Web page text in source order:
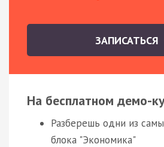
ЗАПИСАТЬСЯ
На бесплатном демо-
Разберешь одни из
блока "Экономика"